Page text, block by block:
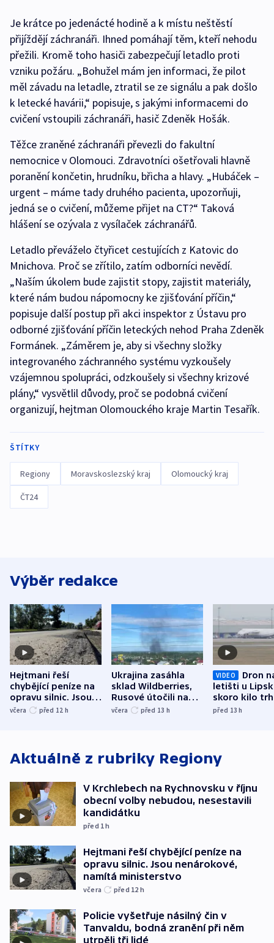
Je krátce po jedenácté hodině a k místu neštěstí
přijíždějí záchranáři. Ihned pomáhají těm, kteří nehodu
přežili. Kromě toho hasiči zabezpečují letadlo proti
vzniku požáru. „Bohužel mám jen informaci, že pilot
měl závadu na letadle, ztratil se ze signálu a pak došlo
k letecké havárii,“ popisuje, s jakými informacemi do
cvičení vstoupili záchranáři, hasič Zdeněk Hošák.
Těžce zraněné záchranáři převezli do fakultní
nemocnice v Olomouci. Zdravotníci ošetřovali hlavně
poranění končetin, hrudníku, břicha a hlavy. „Hubáček –
urgent – máme tady druhého pacienta, upozorňuji,
jedná se o cvičení, můžeme přijet na CT?“ Taková
hlášení se ozývala z vysílaček záchranářů.
Letadlo převáželo čtyřicet cestujících z Katovic do
Mnichova. Proč se zřítilo, zatím odborníci nevědí.
„Naším úkolem bude zajistit stopy, zajistit materiály,
které nám budou nápomocny ke zjišťování příčin,“
popisuje další postup při akci inspektor z Ústavu pro
odborné zjišťování příčin leteckých nehod Praha Zdeněk
Formánek. „Záměrem je, aby si všechny složky
integrovaného záchranného systému vyzkoušely
vzájemnou spolupráci, odzkoušely si všechny krizové
plány,“ vysvětlil důvody, proč se podobná cvičení
organizují, hejtman Olomouckého kraje Martin Tesařík.
ŠTÍTKY
Regiony Moravskoslezský kraj Olomoucký kraj
ČT24
Výběr redakce
Hejtmani řeší
chybějící peníze na
opravu silnic. Jsou
nenárokové, namítá
včera před 12 h
Ukrajina zasáhla
sklad Wildberries,
Rusové útočili na
trh, hasiče či
včera před 13 h
VIDEO
Dron
letišti u
skoro kilo
indicie
před 13h
Aktuálně z rubriky Regiony
V Krchlebech na Rychnovsku v říjnu
obecní volby nebudou, nesestavili
kandidátku
před 1h
Hejtmani řeší chybějící peníze na
opravu silnic. Jsou nenárokové,
namítá ministerstvo
včera před 12 h
Policie vyšetřuje násilný čin v
Tanvaldu, bodná zranění při něm
utrpěli tři lidé